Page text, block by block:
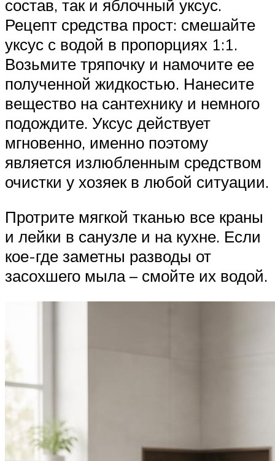
состав, так и яблочный уксус.
Рецепт средства прост: смешайте
уксус с водой в пропорциях 1:1.
Возьмите тряпочку и намочите ее
полученной жидкостью. Нанесите
вещество на сантехнику и немного
подождите. Уксус действует
мгновенно, именно поэтому
является излюбленным средством
очистки у хозяек в любой ситуации.
Протрите мягкой тканью все краны
и лейки в санузле и на кухне. Если
кое-где заметны разводы от
засохшего мыла – смойте их водой.